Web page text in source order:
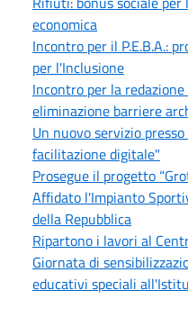
economica
Incontro per il P.E.B.A.:
per l'Inclusione
Incontro per la redazione
eliminazione barriere
Un nuovo servizio
facilitazione digitale"
Prosegue il progetto
Affidato l'Impianto
della Repubblica
Ripartono i lavori al
Giornata di
educativi speciali